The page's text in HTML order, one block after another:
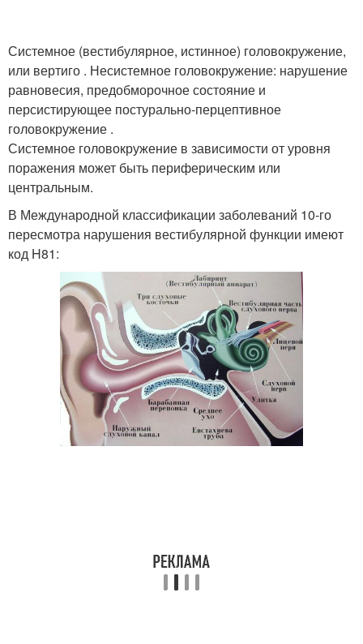
Системное (вестибулярное, истинное) головокружение,
или вертиго . Несистемное головокружение: нарушение
равновесия, предобморочное состояние и
персистирующее постурально-перцептивное
головокружение .
Системное головокружение в зависимости от уровня
поражения может быть периферическим или
центральным.
В Международной классификации заболеваний 10-го
пересмотра нарушения вестибулярной функции имеют
код H81: